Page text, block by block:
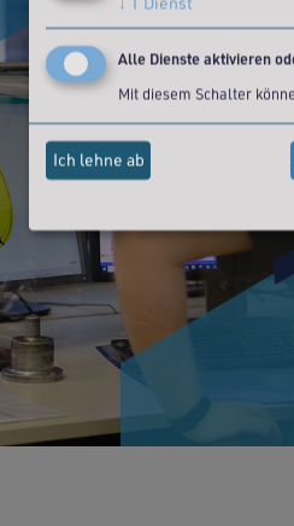
Alle Dienste aktivieren
Mit diesem Schalter
Ich lehne ab